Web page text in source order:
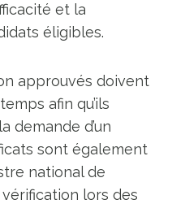
et la
éligibles.
approuvés doivent
afin qu’ils
demande d’un
sont également
national de
lors des